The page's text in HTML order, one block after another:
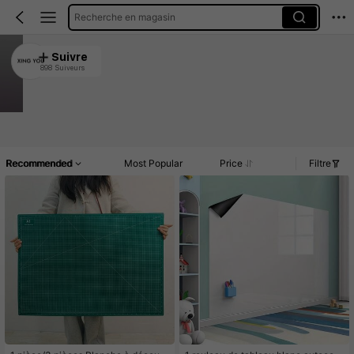
Recherche en magasin
XING YOU
4.88
Suivre
898 Suiveurs
Recommended Most Popular Price Filtre